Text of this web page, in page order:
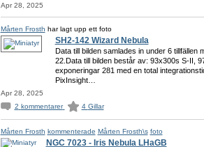
Apr 28, 2025
Mårten Frosth har lagt upp ett foto
SH2-142 Wizard Nebula
Data till bilden samlades in under 6 tillfällen
22.Data till bilden består av: 93x300s S-II,
exponeringar 281 med en total
PixInsight…
Apr 28, 2025
2 kommentarer 4 Gillar
Mårten Frosth kommenterade Mårten Frosth\s foto
NGC 7023 - Iris Nebula LHaGB